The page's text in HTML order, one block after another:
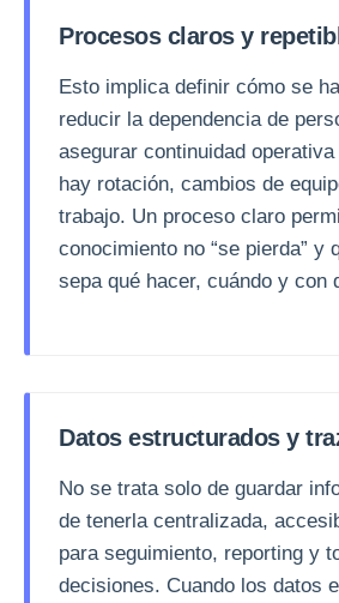
Procesos claros y
Esto implica definir cómo se
reducir la dependencia de
asegurar continuidad
hay rotación, cambios de
trabajo. Un proceso claro
conocimiento no “se pierda” y
sepa qué hacer, cuándo y con
Datos estructurados y
No se trata solo de guardar
de tenerla centralizada,
para seguimiento, reporting y
decisiones. Cuando los datos